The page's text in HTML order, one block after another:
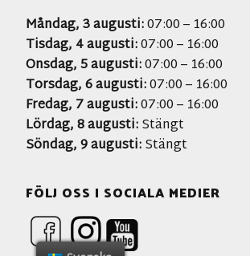
Måndag, 3 augusti:07:00 – 16:00
Tisdag, 4 augusti:07:00 – 16:00
Onsdag, 5 augusti:07:00 – 16:00
Torsdag, 6 augusti:07:00 – 16:00
Fredag, 7 augusti:07:00 – 16:00
Lördag, 8 augusti:Stängt
Söndag, 9 augusti:Stängt
FÖLJ OSS I SOCIALA MEDIER